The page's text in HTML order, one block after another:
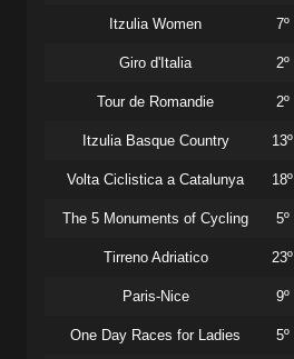
Itzulia Women 7º
Giro d'Italia 2º
Tour de Romandie 2º
Itzulia Basque Country 13º
Volta Ciclistica a Catalunya 18º
The 5 Monuments of Cycling 5º
Tirreno Adriatico 23º
Paris-Nice 9º
One Day Races for Ladies 5º